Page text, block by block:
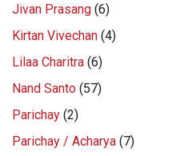
Jivan Prasang (6)
Kirtan Vivechan (4)
Lilaa Charitra (6)
Nand Santo (57)
Parichay (2)
Parichay / Acharya (7)